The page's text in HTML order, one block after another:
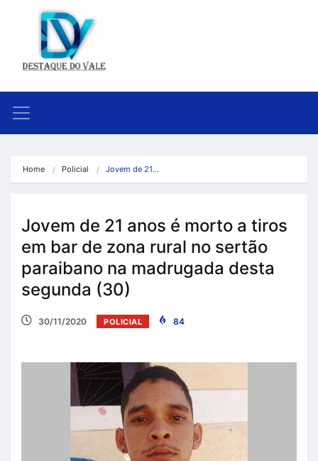
Home Policial Jovem de 21…
Jovem de 21 anos é morto a tiros
em bar de zona rural no sertão
paraibano na madrugada desta
segunda (30)
30/11/2020 POLICIAL 84